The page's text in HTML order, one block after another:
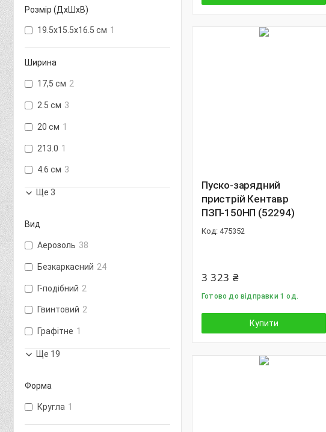
Пуско-зарядний
пристрій Кентавр
ПЗП-150НП (52294)
475352
3 323 ₴
Готово до відправки 1 од.
Купити
Розмір (ДхШхВ)
19.5х15.5х16.5 см 1
Ширина
17,5 см 2
2.5 см 3
20 см 1
213.0 1
4.6 см 3
Ще 3
Вид
Аерозоль 38
Безкаркасний 24
Г-подібний 2
Гвинтовий 2
Графітне 1
Ще 19
Форма
Кругла 1